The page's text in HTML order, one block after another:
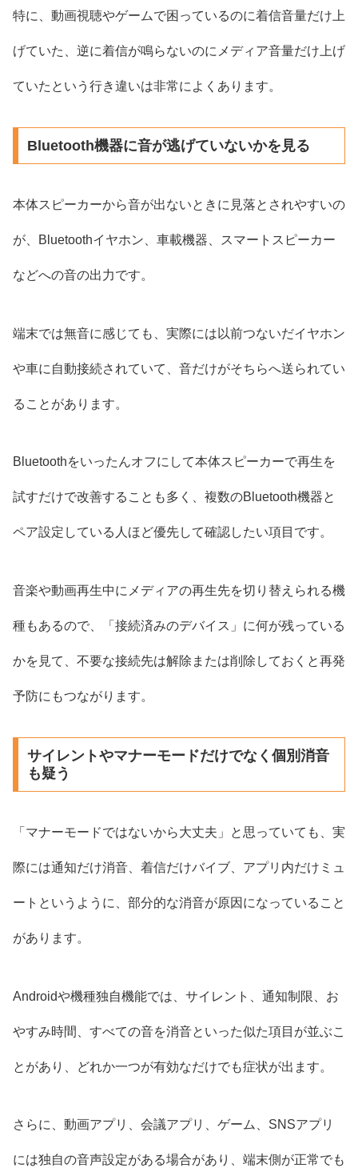
特に、動画視聴やゲームで困っているのに着信音量だけ上
げていた、逆に着信が鳴らないのにメディア音量だけ上げ
ていたという行き違いは非常によくあります。
Bluetooth機器に音が逃げていないかを見る
本体スピーカーから音が出ないときに見落とされやすいの
が、Bluetoothイヤホン、車載機器、スマートスピーカー
などへの音の出力です。
端末では無音に感じても、実際には以前つないだイヤホン
や車に自動接続されていて、音だけがそちらへ送られてい
ることがあります。
Bluetoothをいったんオフにして本体スピーカーで再生を
試すだけで改善することも多く、複数のBluetooth機器と
ペア設定している人ほど優先して確認したい項目です。
音楽や動画再生中にメディアの再生先を切り替えられる機
種もあるので、「接続済みのデバイス」に何が残っている
かを見て、不要な接続先は解除または削除しておくと再発
予防にもつながります。
サイレントやマナーモードだけでなく個別消音
も疑う
「マナーモードではないから大丈夫」と思っていても、実
際には通知だけ消音、着信だけバイブ、アプリ内だけミュ
ートというように、部分的な消音が原因になっていること
があります。
Androidや機種独自機能では、サイレント、通知制限、お
やすみ時間、すべての音を消音といった似た項目が並ぶこ
とがあり、どれか一つが有効なだけでも症状が出ます。
さらに、動画アプリ、会議アプリ、ゲーム、SNSアプリ
には独自の音声設定がある場合があり、端末側が正常でも